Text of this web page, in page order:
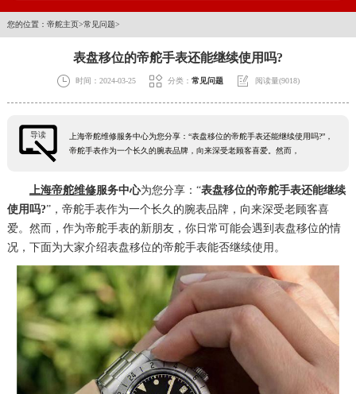
上海市徐汇区虹桥路3号港汇中心写字楼2座37层3705室（需提前预约）
您的位置： 帝舵主页>常见问题>
表盘移位的帝舵手表还能继续使用吗?
 时间：2024-03-25  分类： 常见问题  阅读量(9018)
导读
上海帝舵维修服务中心为您分享：“表盘移位的帝舵手表还能继续使用吗?”，
帝舵手表作为一个长久的腕表品牌，向来深受老顾客喜爱。然而，
上海帝舵维修服务中心为您分享：“表盘移位的帝舵手表还能继续
使用吗?”，帝舵手表作为一个长久的腕表品牌，向来深受老顾客喜
爱。然而，作为帝舵手表的新朋友，你日常可能会遇到表盘移位的情
况，下面为大家介绍表盘移位的帝舵手表能否继续使用。